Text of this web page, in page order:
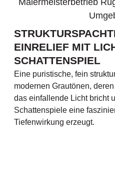
EINRELIEF MIT
SCHATTENSPIEL
Eine puristische, fein
modernen Grautönen,
das einfallende Licht bricht
Schattenspiele eine
Tiefenwirkung erzeugt.